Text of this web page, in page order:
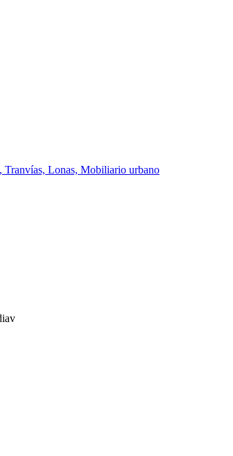
Tranvías, Lonas, Mobiliario urbano